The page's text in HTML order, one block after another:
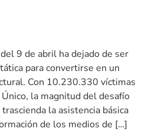
9 de abril ha dejado de ser
para convertirse en un
Con 10.230.330 víctimas
la magnitud del desafío
la asistencia básica
de los medios de […]